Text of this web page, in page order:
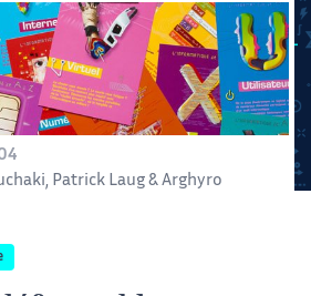
, Patrick Laug & Arghyro